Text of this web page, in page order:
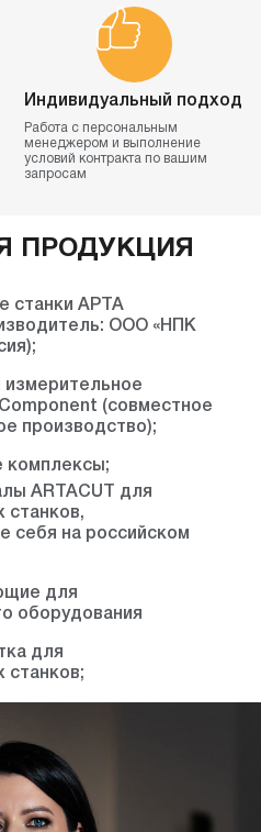
Индивидуальный подход
Работа с персональным
менеджером и выполнение
условий контракта по вашим
запросам
ПРОДУКЦИЯ
станки АРТА
ООО «НПК
(совместное
производство);
комплексы;
ARTACUT для
станков,
себя на российском
для
оборудования
для
станков;